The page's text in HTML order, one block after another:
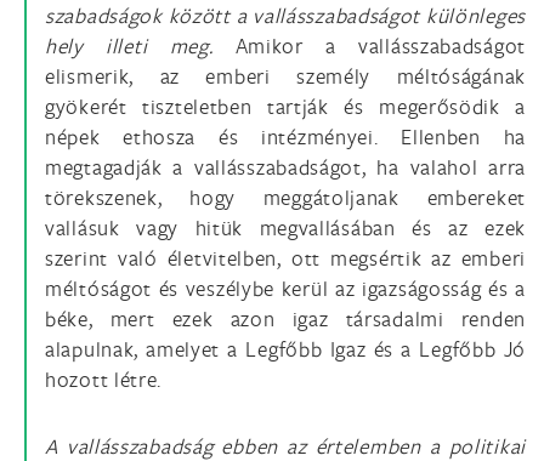
szabadságok között a vallásszabadságot különleges
hely illeti meg. Amikor a vallásszabadságot
elismerik, az emberi személy méltóságának
gyökerét tiszteletben tartják és megerősödik a
népek ethosza és intézményei. Ellenben ha
megtagadják a vallásszabadságot, ha valahol arra
törekszenek, hogy meggátoljanak embereket
vallásuk vagy hitük megvallásában és az ezek
szerint való életvitelben, ott megsértik az emberi
méltóságot és veszélybe kerül az igazságosság és a
béke, mert ezek azon igaz társadalmi renden
alapulnak, amelyet a Legfőbb Igaz és a Legfőbb Jó
hozott létre.
A vallásszabadság ebben az értelemben a politikai